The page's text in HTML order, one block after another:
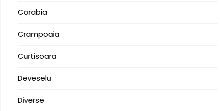
Corabia
Crampoaia
Curtisoara
Deveselu
Diverse